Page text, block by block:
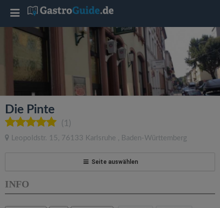
Die Pinte
(1)
Leopoldstr. 15 , 76133 Karlsruhe , Baden-Württemberg
Seite auswählen
INFO
T
l
e
a